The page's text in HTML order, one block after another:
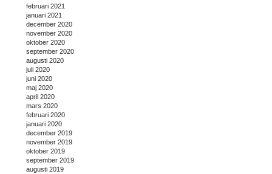
februari 2021
januari 2021
december 2020
november 2020
oktober 2020
september 2020
augusti 2020
juli 2020
juni 2020
maj 2020
april 2020
mars 2020
februari 2020
januari 2020
december 2019
november 2019
oktober 2019
september 2019
augusti 2019